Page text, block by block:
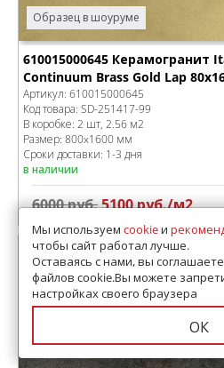
Образец в шоуруме
610015000645 Керамогранит
Continuum Brass Gold Lap
Артикул: 610015000645
Код товара: SD-251417-99
В коробке: 2 шт, 2.56 м2
Размер: 800x1600 мм
Сроки доставки: 1-3 дня
в наличии
6000руб.5100руб./м2
Мы используем cookieи
чтобы сайт работал лучше.
Оставаясь с нами, вы
файлов cookie.Вы можете
настройках своего браузера
ОК